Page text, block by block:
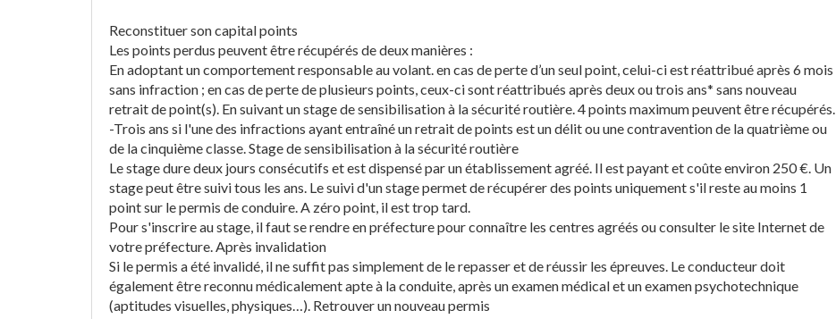
Reconstituer son capital points
Les points perdus peuvent être récupérés de deux manières :
En adoptant un comportement responsable au volant. en cas de perte d’un seul point, celui-ci est réattribué après 6 mois
sans infraction ; en cas de perte de plusieurs points, ceux-ci sont réattribués après deux ou trois ans* sans nouveau
retrait de point(s). En suivant un stage de sensibilisation à la sécurité routière. 4 points maximum peuvent être récupérés.
-Trois ans si l'une des infractions ayant entraîné un retrait de points est un délit ou une contravention de la quatrième ou
de la cinquième classe. Stage de sensibilisation à la sécurité routière
Le stage dure deux jours consécutifs et est dispensé par un établissement agréé. Il est payant et coûte environ 250 €. Un
stage peut être suivi tous les ans. Le suivi d'un stage permet de récupérer des points uniquement s'il reste au moins 1
point sur le permis de conduire. A zéro point, il est trop tard.
Pour s'inscrire au stage, il faut se rendre en préfecture pour connaître les centres agréés ou consulter le site Internet de
votre préfecture. Après invalidation
Si le permis a été invalidé, il ne suffit pas simplement de le repasser et de réussir les épreuves. Le conducteur doit
également être reconnu médicalement apte à la conduite, après un examen médical et un examen psychotechnique
(aptitudes visuelles, physiques…). Retrouver un nouveau permis